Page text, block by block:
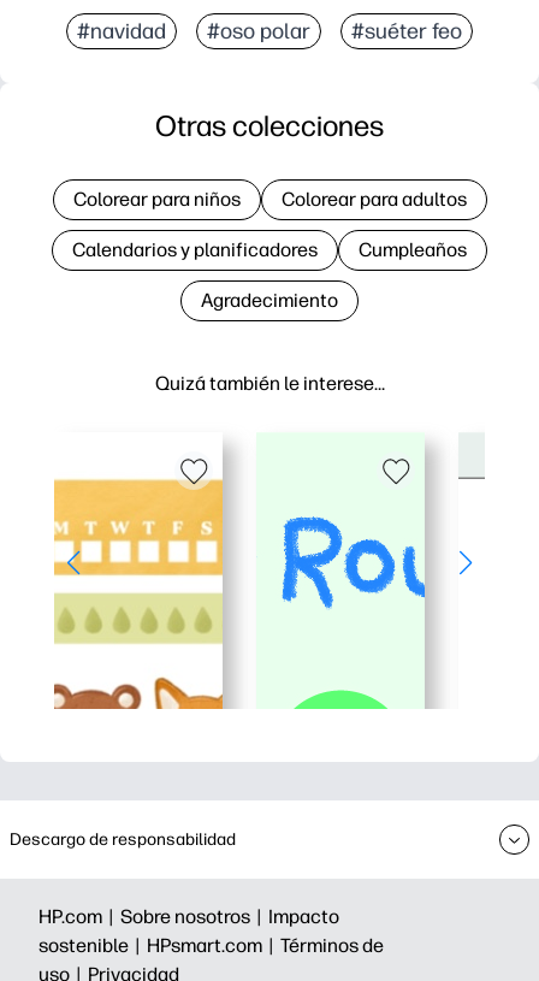
#navidad #oso polar #suéter feo
Quizá también le interese…
Otras colecciones
Colorear para niños Colorear para adultos
Calendarios y planificadores Cumpleaños
Agradecimiento
Descargo de responsabilidad
HP.com | Sobre nosotros | Impacto
sostenible | HPsmart.com | Términos de
uso | Privacidad